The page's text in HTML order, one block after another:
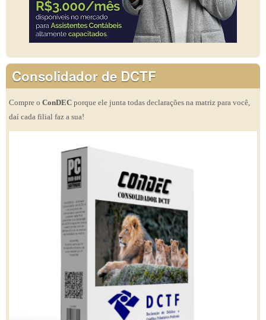
Consolidador de DCTF
Compre o ConDEC porque ele junta todas declarações na matriz para você,
daí cada filial faz a sua!